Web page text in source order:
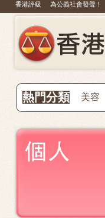
香港評級 為公義社會發聲！
熱門分類 美容